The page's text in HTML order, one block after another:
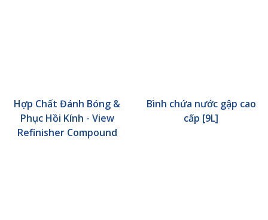
Hợp Chất Đánh Bóng &
Phục Hồi Kính - View
Refinisher Compound
Bình chứa nước gập cao
cấp [9L]